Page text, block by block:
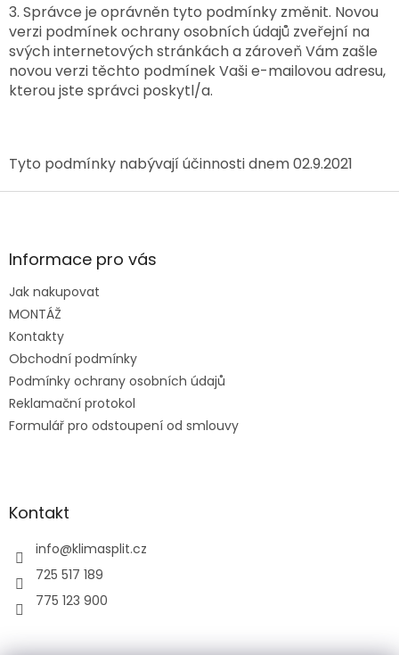
3. Správce je oprávněn tyto podmínky změnit. Novou
verzi podmínek ochrany osobních údajů zveřejní na
svých internetových stránkách a zároveň Vám zašle
novou verzi těchto podmínek Vaši e-mailovou adresu,
kterou jste správci poskytl/a.
Tyto podmínky nabývají účinnosti dnem 02.9.2021
Z
aInformace pro vás
Jak nakupovat
MONTÁŽ
Kontakty
Obchodní podmínky
Podmínky ochrany osobních údajů
Reklamační protokol
Formulář pro odstoupení od smlouvy
Kontakt
info@klimasplit.cz
725 517 189
775 123 900